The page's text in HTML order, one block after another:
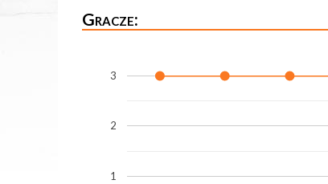
Gracze:
1
2
3